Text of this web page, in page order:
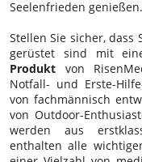
Seelenfrieden genießen.
Stellen Sie sicher, dass
gerüstet sind mit
Produkt von
Notfall- und Erste-
von fachmännisch
von Outdoor-
werden aus
enthalten alle